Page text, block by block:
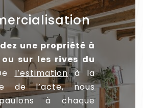
une propriété à
sur les rives du
l’estimationà la
de l’acte, nous
à chaque